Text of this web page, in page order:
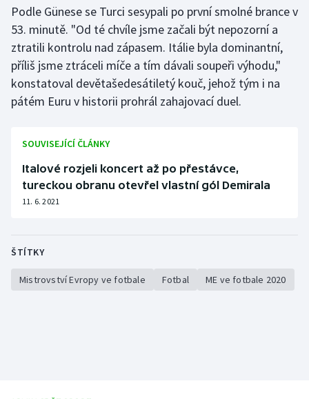
Vodní slalom
Volejbal
Ostatní
Podle Günese se Turci sesypali po první smolné brance v
53. minutě. "Od té chvíle jsme začali být nepozorní a
ztratili kontrolu nad zápasem. Itálie byla dominantní,
příliš jsme ztráceli míče a tím dávali soupeři výhodu,"
konstatoval devětašedesátiletý kouč, jehož tým i na
pátém Euru v historii prohrál zahajovací duel.
SOUVISEJÍCÍ ČLÁNKY
Italové rozjeli koncert až po přestávce,
tureckou obranu otevřel vlastní gól Demirala
11. 6. 2021
ŠTÍTKY
Mistrovství Evropy ve fotbale Fotbal ME ve fotbale 2020